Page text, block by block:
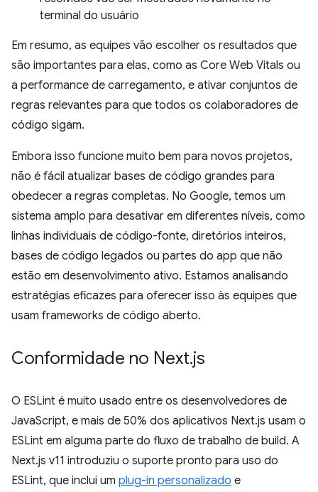
terminal do usuário
Em resumo, as equipes vão escolher os resultados que
são importantes para elas, como as Core Web Vitals ou
a performance de carregamento, e ativar conjuntos de
regras relevantes para que todos os colaboradores de
código sigam.
Embora isso funcione muito bem para novos projetos,
não é fácil atualizar bases de código grandes para
obedecer a regras completas. No Google, temos um
sistema amplo para desativar em diferentes níveis, como
linhas individuais de código-fonte, diretórios inteiros,
bases de código legados ou partes do app que não
estão em desenvolvimento ativo. Estamos analisando
estratégias eficazes para oferecer isso às equipes que
usam frameworks de código aberto.
Conformidade no Next.js
O ESLint é muito usado entre os desenvolvedores de
JavaScript, e mais de 50% dos aplicativos Next.js usam o
ESLint em alguma parte do fluxo de trabalho de build. A
Next.js v11 introduziu o suporte pronto para uso do
ESLint, que inclui um plug-in personalizado e